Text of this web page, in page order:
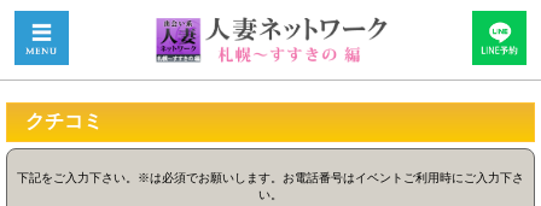
クチコミ
下記をご入力下さい。※は必須でお願いします。お電話番号はイベントご利用時にご入力下さ
い。